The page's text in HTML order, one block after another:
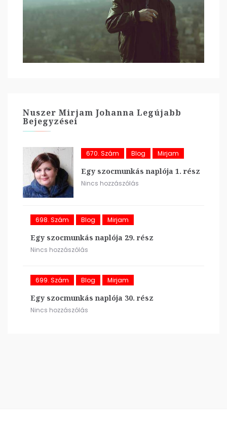
Nuszer Mirjam Johanna Legújabb
Bejegyzései
670. Szám Blog Mirjam
Egy szocmunkás naplója 1. rész
Nincs hozzászólás
698. Szám Blog Mirjam
Egy szocmunkás naplója 29. rész
Nincs hozzászólás
699. Szám Blog Mirjam
Egy szocmunkás naplója 30. rész
Nincs hozzászólás